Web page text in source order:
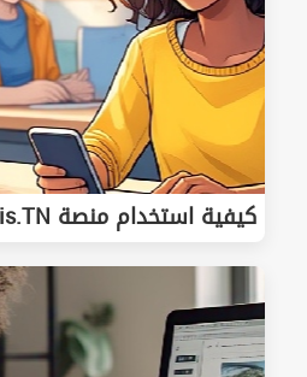
كيفية استخدام منصة Tadris.TN | Tadris.TN